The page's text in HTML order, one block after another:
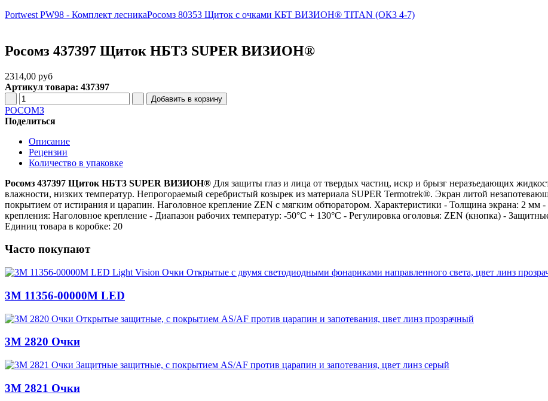
Portwest PW98 - Комплект лесникаРосомз 80353 Щиток с очками КБТ ВИЗИОН® TITAN (ОК3 4-7)
Росомз 437397 Щиток НБТ3 SUPER ВИЗИОН®
2314,00 руб
Артикул товара: 437397
РОСОМЗ
Поделиться
Описание
Рецензии
Количество в упаковке
Росомз 437397 Щиток НБТ3 SUPER ВИЗИОН® Для защиты глаз и лица от твердых частиц, искр и брызг неразъедающих
влажности, низких температур. Непрогораемый серебристый козырек из материала SUPER Termotrek®. Экран литой
покрытием от истирания и царапин. Наголовное крепление ZEN с мягким обтюратором. Характеристики - Толщина экрана: 2 мм
крепления: Наголовное крепление - Диапазон рабочих температур: -50°C + 130°C - Регулировка оголовья: ZEN (кнопка) -
Единиц товара в коробке: 20
Часто покупают
3M 11356-00000M LED
3M 2820 Очки
3M 2821 Очки